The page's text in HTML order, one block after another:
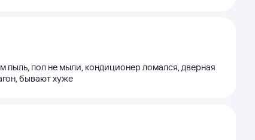
пыль, пол не мыли, кондиционер ломался, дверная
бывают хуже